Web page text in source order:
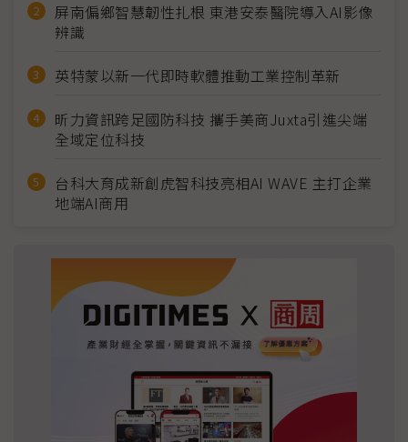
屏南偏鄉智慧韌性扎根 東港安泰醫院導入AI影像
辨識
英特蒙以新一代即時軟體推動工業控制革新
昕力資訊跨足國防科技 攜手美商Juxta引進尖端
全域定位科技
台科大育成新創虎智科技亮相AI WAVE 主打企業
地端AI商用